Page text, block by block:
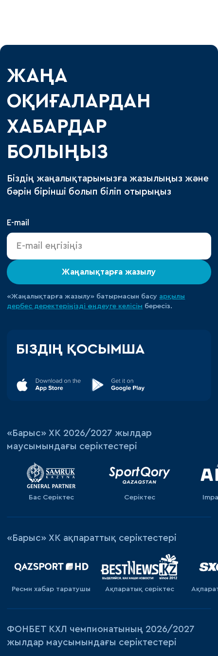
ЖАҢА
ОҚИҒАЛАРДАН
ХАБАРДАР
БОЛЫҢЫЗ
Біздің жаңалықтарымызға жазылыңыз және
бәрін бірінші болып біліп отырыңыз
E-mail
Жаңалықтарға жазылу
«Жаңалықтарға жазылу» батырмасын басу арқылы
дербес деректеріңізді өңдеуге келісім бересіз.
БІЗДІҢ ҚОСЫМША
«‎Барыс»‎ ХК 2026/2027 жылдар
маусымындағы серіктестері
Бас Серіктес Серіктес
«Барыс» ХК ақпараттық серіктестері
Ресми хабар таратушы Ақпаратық серiктес
ФОНБЕТ КХЛ чемпионатының 2026/2027
жылдар маусымындағы серіктестері